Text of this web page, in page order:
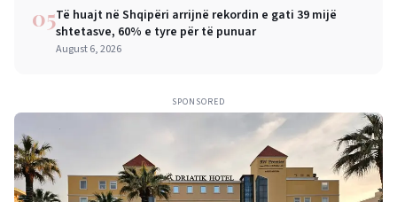
05Të huajt në Shqipëri arrijnë rekordin e gati 39 mijë
shtetasve, 60% e tyre për të punuar
August 6, 2026
SPONSORED